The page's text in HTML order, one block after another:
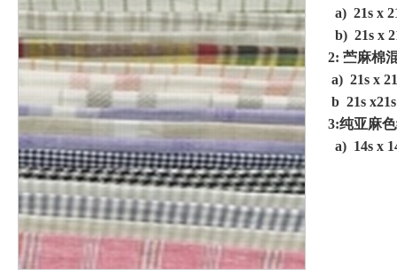
a) 21s x
b) 21s x
2: 苎麻棉
a) 21s x
b 21s
3:纯亚麻
a) 14s x